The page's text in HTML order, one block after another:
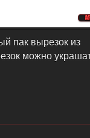
пак вырезок из
можно